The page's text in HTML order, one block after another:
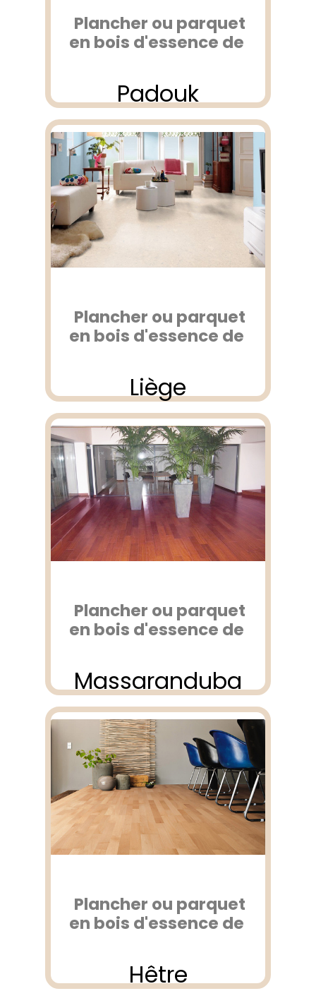
Plancher ou parquet
en bois d'essence de
Padouk
Plancher ou parquet
en bois d'essence de
Liège
Plancher ou parquet
en bois d'essence de
Massaranduba
Plancher ou parquet
en bois d'essence de
Hêtre